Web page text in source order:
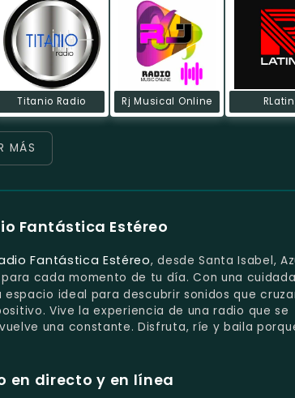
Titanio Radio Rj Musical Online
MÁS
Fantástica Estéreo
Fantástica Estéreo, desde Santa Isabel,
cada momento de tu día. Con una cuidada
espacio ideal para descubrir sonidos que
Vive la experiencia de una radio que se
una constante. Disfruta, ríe y baila
en directo y en línea